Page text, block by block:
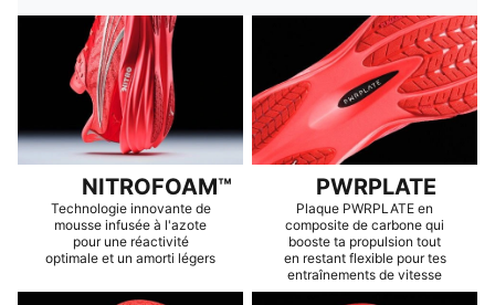
NITROFOAM™
Technologie innovante de
mousse infusée à l'azote
pour une réactivité
optimale et un amorti légers
PWRPLATE
Plaque PWRPLATE en
composite de carbone qui
booste ta propulsion tout
en restant flexible pour tes
entraînements de vitesse